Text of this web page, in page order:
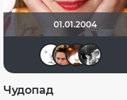
01.01.2004
Чудопад